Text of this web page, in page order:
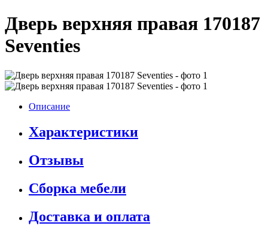
Дверь верхняя правая 170187
Seventies
Описание
Характеристики
Отзывы
Сборка мебели
Доставка и оплата